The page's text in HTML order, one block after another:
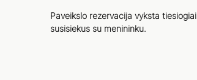
Paveikslo rezervacija vyksta tiesiogiai
susisiekus su menininku.